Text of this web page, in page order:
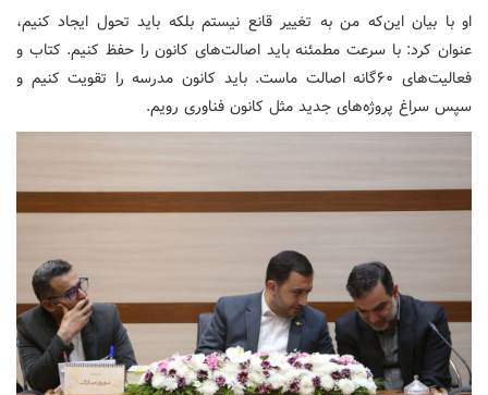
او با بیان این‌که من به تغییر قانع نیستم بلکه باید تحول ایجاد کنیم،
عنوان کرد: با سرعت مطمئنه باید اصالت‌های کانون را حفظ کنیم. کتاب و
فعالیت‌های ۶۰گانه اصالت ماست. باید کانون مدرسه را تقویت کنیم و
سپس سراغ پروژه‌های جدید مثل کانون فناوری رویم.